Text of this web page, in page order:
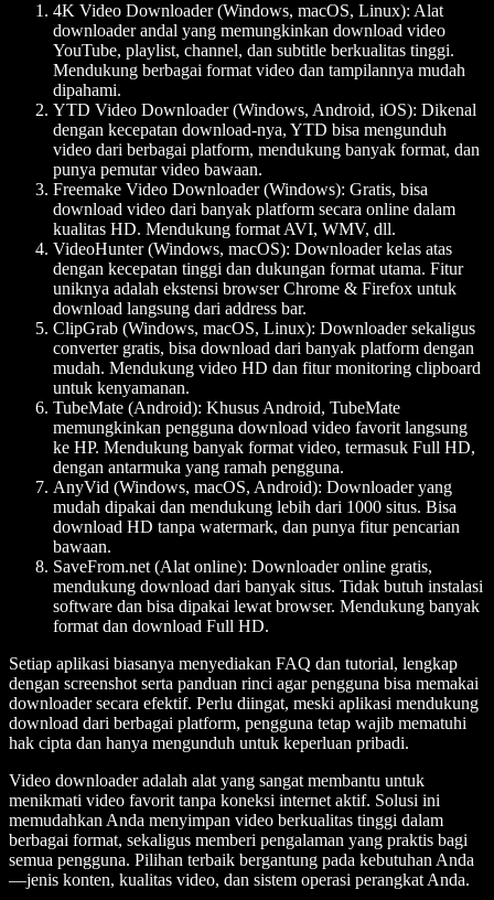
4K Video Downloader (Windows, macOS, Linux): Alat
downloader andal yang memungkinkan download video
YouTube, playlist, channel, dan subtitle berkualitas tinggi.
Mendukung berbagai format video dan tampilannya mudah
dipahami.
YTD Video Downloader (Windows, Android, iOS): Dikenal
dengan kecepatan download-nya, YTD bisa mengunduh
video dari berbagai platform, mendukung banyak format, dan
punya pemutar video bawaan.
Freemake Video Downloader (Windows): Gratis, bisa
download video dari banyak platform secara online dalam
kualitas HD. Mendukung format AVI, WMV, dll.
VideoHunter (Windows, macOS): Downloader kelas atas
dengan kecepatan tinggi dan dukungan format utama. Fitur
uniknya adalah ekstensi browser Chrome & Firefox untuk
download langsung dari address bar.
ClipGrab (Windows, macOS, Linux): Downloader sekaligus
converter gratis, bisa download dari banyak platform dengan
mudah. Mendukung video HD dan fitur monitoring clipboard
untuk kenyamanan.
TubeMate (Android): Khusus Android, TubeMate
memungkinkan pengguna download video favorit langsung
ke HP. Mendukung banyak format video, termasuk Full HD,
dengan antarmuka yang ramah pengguna.
AnyVid (Windows, macOS, Android): Downloader yang
mudah dipakai dan mendukung lebih dari 1000 situs. Bisa
download HD tanpa watermark, dan punya fitur pencarian
bawaan.
SaveFrom.net (Alat online): Downloader online gratis,
mendukung download dari banyak situs. Tidak butuh instalasi
software dan bisa dipakai lewat browser. Mendukung banyak
format dan download Full HD.
Setiap aplikasi biasanya menyediakan FAQ dan tutorial, lengkap
dengan screenshot serta panduan rinci agar pengguna bisa memakai
downloader secara efektif. Perlu diingat, meski aplikasi mendukung
download dari berbagai platform, pengguna tetap wajib mematuhi
hak cipta dan hanya mengunduh untuk keperluan pribadi.
Video downloader adalah alat yang sangat membantu untuk
menikmati video favorit tanpa koneksi internet aktif. Solusi ini
memudahkan Anda menyimpan video berkualitas tinggi dalam
berbagai format, sekaligus memberi pengalaman yang praktis bagi
semua pengguna. Pilihan terbaik bergantung pada kebutuhan Anda
—jenis konten, kualitas video, dan sistem operasi perangkat Anda.